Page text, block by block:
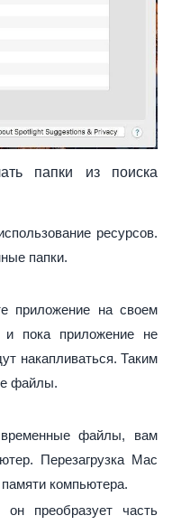
папки из поиска
ресурсов.
папки.
приложение на своем
пока приложение не
накапливаться. Таким
файлы.
файлы, вам
Перезагрузка Mac
компьютера.
преобразует часть